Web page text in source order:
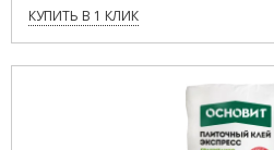
КУПИТЬ В 1 КЛИК